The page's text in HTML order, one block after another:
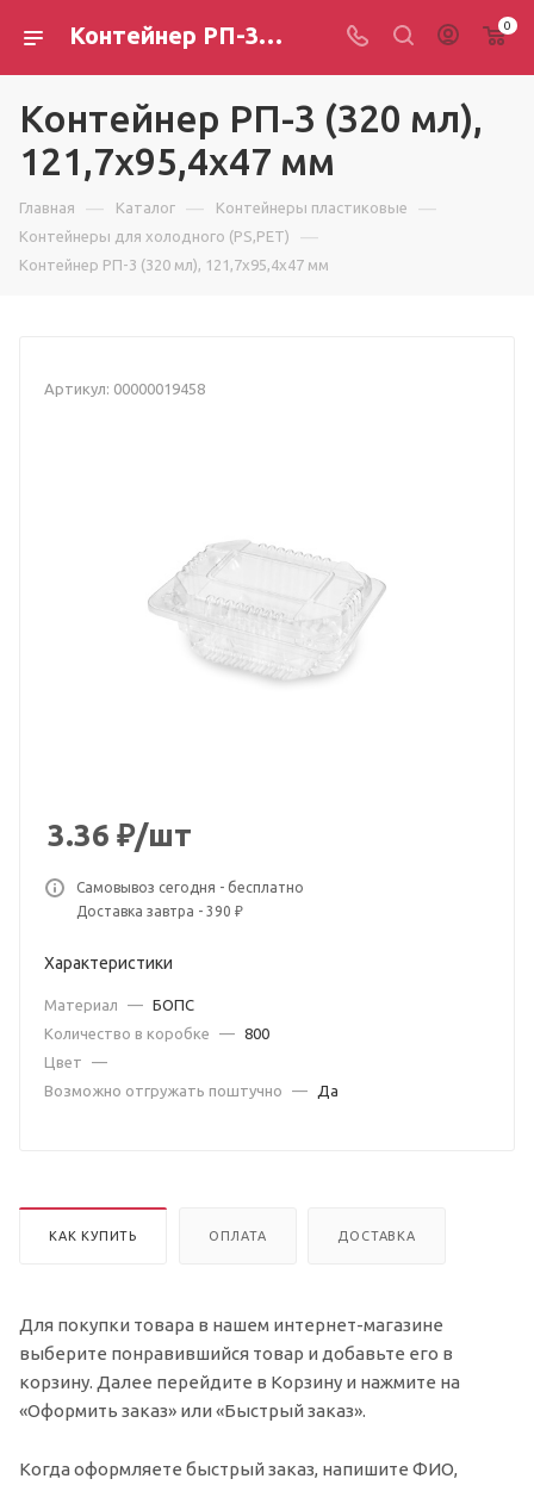
Контейнер РП-3 (320 мл), 121,7х95,4х47 мм 0
Контейнер РП-3 (320 мл),
121,7х95,4х47 мм
Главная — Каталог — Контейнеры пластиковые —
Контейнеры для холодного (PS,PET) —
Контейнер РП-3 (320 мл), 121,7х95,4х47 мм
Артикул: 00000019458
3.36 ₽/шт
Самовывоз сегодня - бесплатно
Доставка завтра - 390 ₽
Характеристики
Материал — БОПС
Количество в коробке
— 800
Цвет
—
Возможно отгружать поштучно
— Да
КАК КУПИТЬ ОПЛАТА ДОСТАВКА
Для покупки товара в нашем интернет-магазине
выберите понравившийся товар и добавьте его в
корзину. Далее перейдите в Корзину и нажмите на
«Оформить заказ» или «Быстрый заказ».
Когда оформляете быстрый заказ, напишите ФИО,